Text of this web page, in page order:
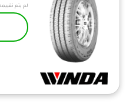
لم يتم تقييمه بعد
إشتري إطاراتك